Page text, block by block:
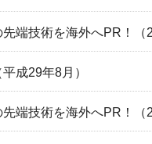
先端技術を海外へPR！（
成29年8月）
先端技術を海外へPR！（